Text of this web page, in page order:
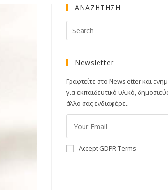
ΑΝΑΖΗΤΗΣΗ
Newsletter
Γραφτείτε στο Newsletter και
για εκπαιδευτικό υλικό,
άλλο σας ενδιαφέρει.
Accept GDPR Terms